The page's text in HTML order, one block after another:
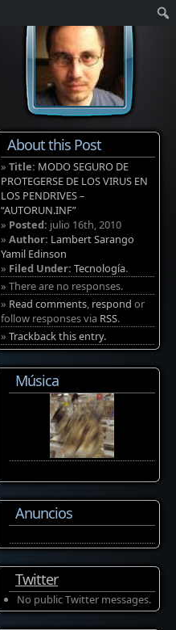
About this Post
» Title: MODO SEGURO DE
PROTEGERSE DE LOS VIRUS EN
LOS PENDRIVES –
“AUTORUN.INF”
» Posted: julio 16th, 2010
» Author: Lambert Sarango
Yamil Edinson
» Filed Under: Tecnología.
» There are no responses.
» Read comments, respond or
follow responses via RSS.
» Trackback this entry.
Música
Anuncios
Twitter
No public Twitter messages.